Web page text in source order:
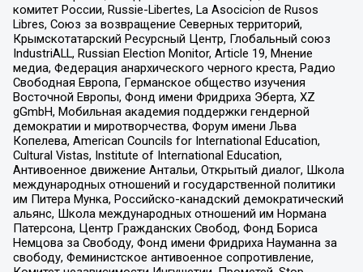
комитет России, Russie-Libertes, La Asocicion de Rusos
Libres, Союз за возвращение Северных территорий,
Крымскотатарский Ресурсный Центр, Глобальный союз
IndustriALL, Russian Election Monitor, Article 19, Мнение
медиа, Федерация анархического черного креста, Радио
Свободная Европа, Германское общество изучения
Восточной Европы, Фонд имени Фридриха Эберта, XZ
gGmbH, Мобильная академия поддержки гендерной
демократии и миротворчества, Форум имени Льва
Копелева, American Councils for International Education,
Cultural Vistas, Institute of International Education,
Антивоенное движение Антальи, Открытый диалог, Школа
международных отношений и государственной политики
им Питера Мунка, Российско-канадский демократический
альянс, Школа международных отношений им Нормана
Патерсона, Центр Гражданских Свобод, Фонд Бориса
Немцова за Свободу, Фонд имени Фридриха Науманна за
свободу, Феминистское антивоенное сопротивление,